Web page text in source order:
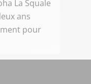
La Squale
ans
pour